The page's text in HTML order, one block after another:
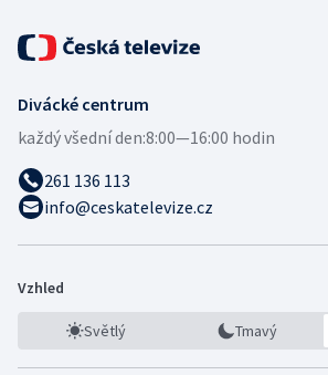
Divácké centrum
každý všední den:8:00—16:00 hodin
261 136 113
info@ceskatelevize.cz
Vzhled
Světlý Tmavý